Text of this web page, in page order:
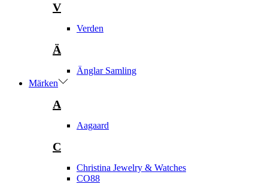
V
Verden
Ä
Änglar Samling
Märken
A
Aagaard
C
Christina Jewelry & Watches
CO88